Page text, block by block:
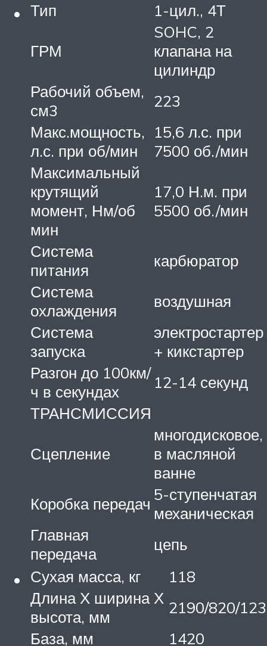
Тип
1-цил., 4Т
ГРМ
SOHC, 2
клапана на
цилиндр
Рабочий объем,
см3
223
Макс.мощность,
л.с. при об/мин
15,6 л.с. при
7500 об./мин
Максимальный
крутящий
момент, Нм/об
мин
17,0 Н.м. при
5500 об./мин
Система
питания
карбюратор
Система
охлаждения
воздушная
Система
запуска
электростартер
+ кикстартер
Разгон до 100км/
ч в секундах
12-14 секунд
ТРАНСМИССИЯ
Сцепление
многодисковое,
в масляной
ванне
Коробка передач 5-ступенчатая
механическая
Главная
передача
цепь
Сухая масса, кг
118
Длина Х ширина Х
высота, мм
2190/820/
База, мм
1420